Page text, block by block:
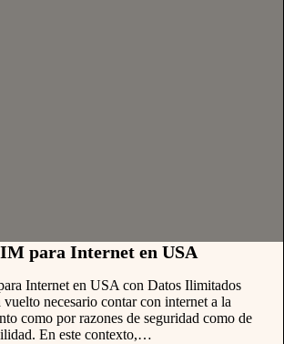
para Internet en USA
Internet en USA con Datos Ilimitados
necesario contar con internet a la
como por razones de seguridad como de
En este contexto,…